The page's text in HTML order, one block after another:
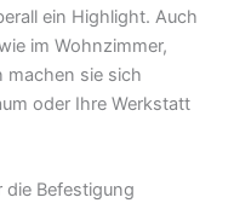
ein Highlight. Auch
im Wohnzimmer,
machen sie sich
oder Ihre Werkstatt
Befestigung